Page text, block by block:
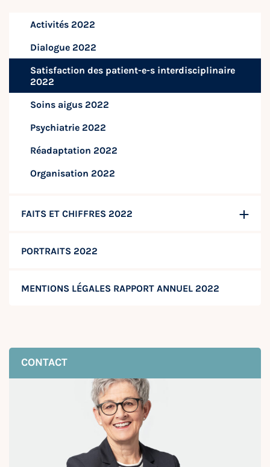
Activités 2022
Dialogue 2022
Satisfaction des patient-e-s interdisciplinaire
2022
Soins aigus 2022
Psychiatrie 2022
Réadaptation 2022
Organisation 2022
FAITS ET CHIFFRES 2022
PORTRAITS 2022
MENTIONS LÉGALES RAPPORT ANNUEL 2022
CONTACT